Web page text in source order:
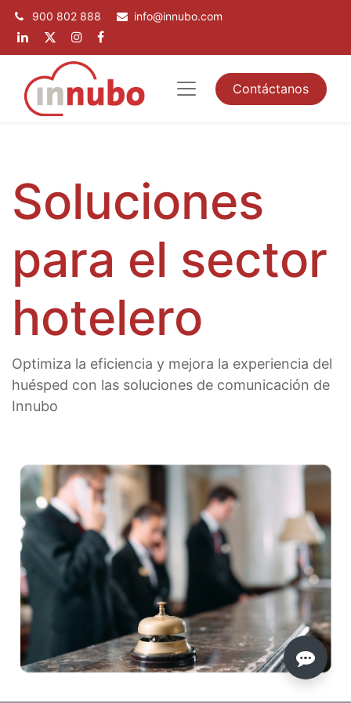
900 802 888 info@innubo.com
Contáctanos
Soluciones
para el sector
hotelero
Optimiza la eficiencia y mejora la experiencia del
huésped con las soluciones de comunicación de
Innubo